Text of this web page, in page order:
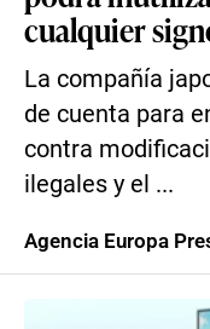
cualquier
La compañía
de cuenta para
contra
ilegales y el ...
Agencia Europa